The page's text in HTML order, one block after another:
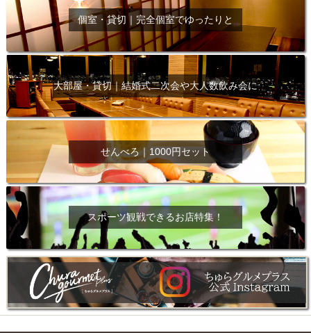
個室・貸切｜完全個室でゆったりと
大部屋・貸切｜結婚式二次会や大人数飲み会に
せんべろ｜1000円セット
スポーツ観戦できるお店特集！